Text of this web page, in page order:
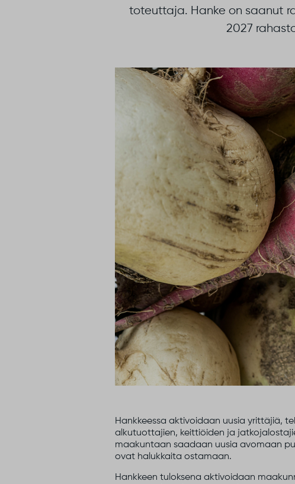
toteuttaja. Hanke on saanut
2027
Hankkeessa aktivoidaan uusia yrittäjiä,
alkutuottajien, keittiöiden ja
maakuntaan saadaan uusia avomaan
ovat halukkaita ostamaan.
Hankkeen tuloksena aktivoidaan